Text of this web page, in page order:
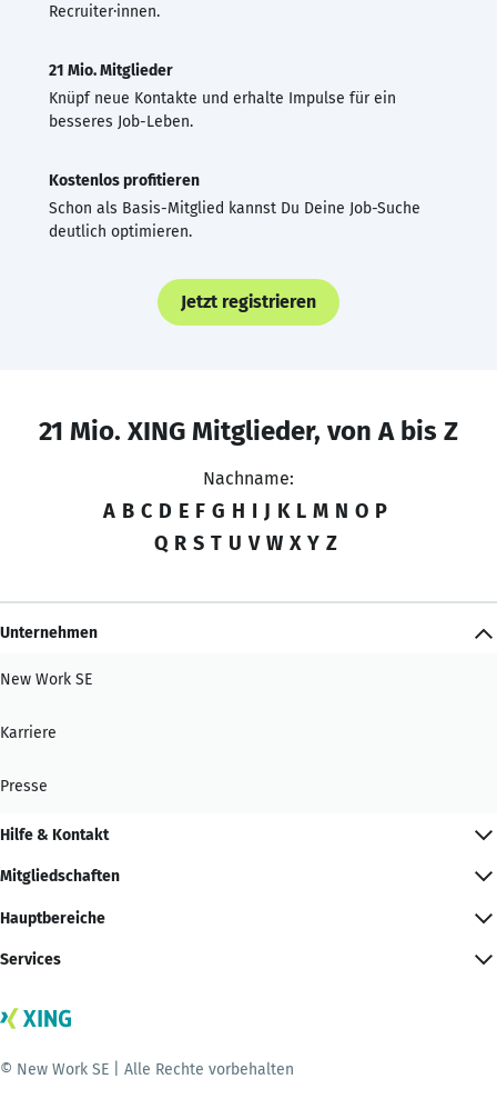
Recruiter·innen.
21 Mio. Mitglieder
Knüpf neue Kontakte und erhalte Impulse für ein
besseres Job-Leben.
Kostenlos profitieren
Schon als Basis-Mitglied kannst Du Deine Job-Suche
deutlich optimieren.
Jetzt registrieren
21 Mio. XING Mitglieder, von A bis Z
Nachname:
A B C D E F G H I J K L M N O P
Q R S T U V W X Y Z
Unternehmen
New Work SE
Karriere
Presse
Hilfe & Kontakt
Mitgliedschaften
Hauptbereiche
Services
© New Work SE | Alle Rechte vorbehalten